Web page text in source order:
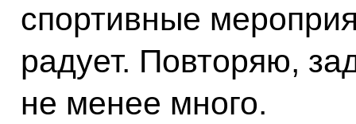
спортивные
радует. Повторяю,
не менее много.